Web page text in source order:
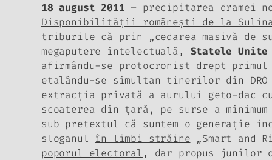
18 august 2011 – precipitarea dramei
Disponibilităţii româneşti de la
triburile că prin „cedarea masivă de
megaputere intelectuală, Statele Unite
afirmându-se protocronist drept
etalându-se simultan tinerilor din
extracţia privată a aurului geto-dac
scoaterea din ţară, pe surse a
sub pretextul că suntem o generaţie
sloganul în limbi străine „Smart and
poporul electoral , dar propus junilor